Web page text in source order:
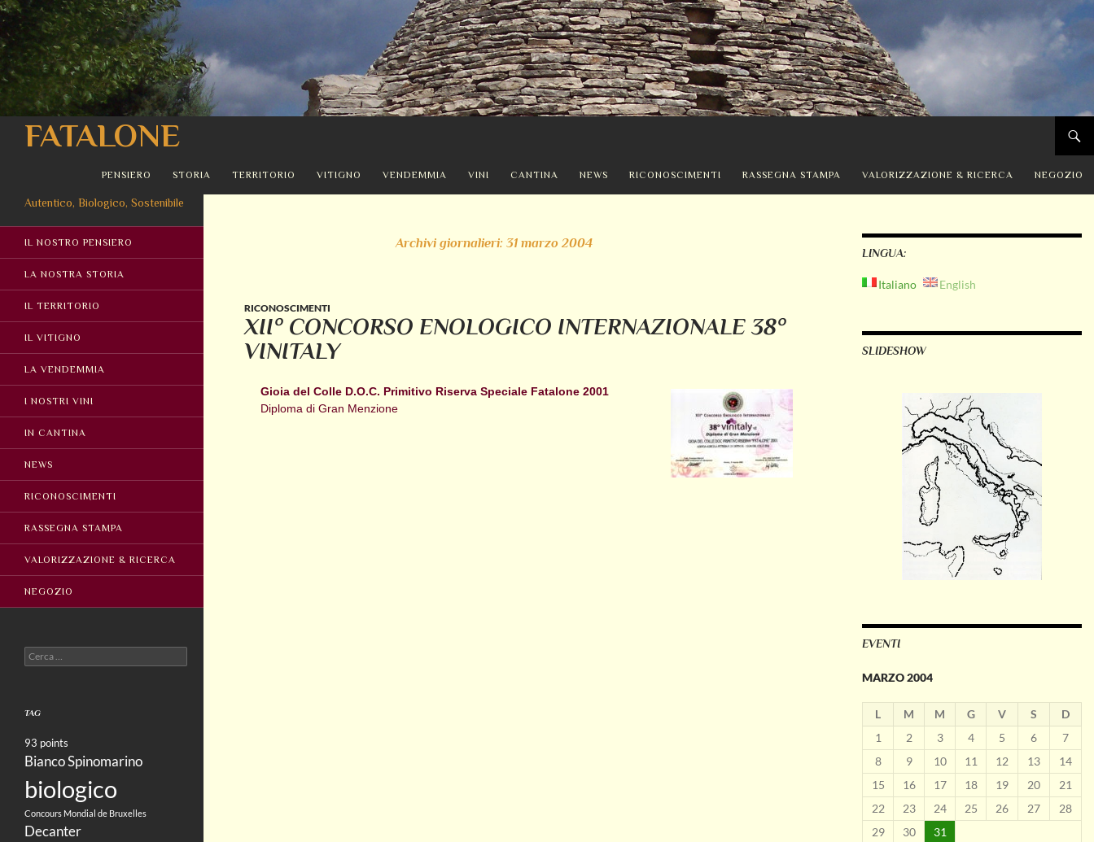
FATALONE
Cerca
PENSIERO STORIA TERRITORIO VITIGNO VENDEMMIA VINI CANTINA NEWS RICONOSCIMENTI RASSEGNA STAMPA VALORIZZAZIONE & RICERCA NEGOZIO
Archivi giornalieri: 31 marzo 2004
RICONOSCIMENTI
XII° CONCORSO ENOLOGICO INTERNAZIONALE 38°
VINITALY
Gioia del Colle D.O.C. Primitivo Riserva Speciale Fatalone 2001
Diploma di Gran Menzione
LINGUA:
Italiano English
SLIDESHOW
EVENTI
MARZO 2004
L M M G V S
D
1
2 3 4 5 6
7
8
9 10 11 12 13
14
15
16 17 18 19 20
21
22
23 24 25 26 27
28
29
30
31
Autentico, Biologico, Sostenibile
IL NOSTRO PENSIERO
LA NOSTRA STORIA
IL TERRITORIO
IL VITIGNO
LA VENDEMMIA
I NOSTRI VINI
IN CANTINA
NEWS
RICONOSCIMENTI
RASSEGNA STAMPA
VALORIZZAZIONE & RICERCA
NEGOZIO
Ricerca
per:
TAG
93 points
Bianco Spinomarino
biologico
Concours Mondial de Bruxelles
Decanter